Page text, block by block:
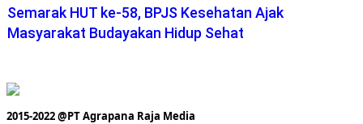
Semarak HUT ke-58, BPJS Kesehatan Ajak
Masyarakat Budayakan Hidup Sehat
2015-2022 @PT Agrapana Raja Media